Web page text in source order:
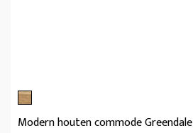
Modern houten commode Greendale